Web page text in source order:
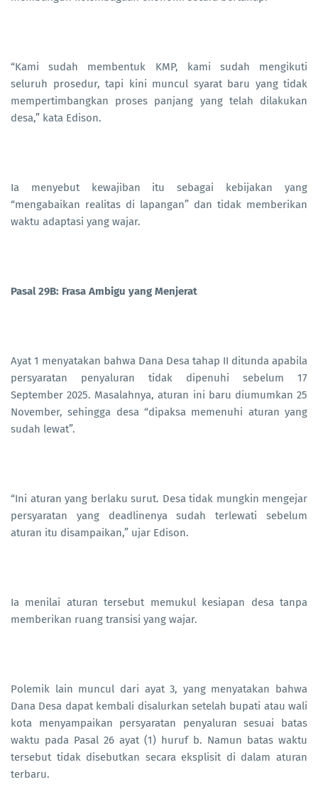
“Kami sudah membentuk KMP, kami sudah mengikuti
seluruh prosedur, tapi kini muncul syarat baru yang tidak
mempertimbangkan proses panjang yang telah dilakukan
desa,” kata Edison.
Ia menyebut kewajiban itu sebagai kebijakan yang
“mengabaikan realitas di lapangan” dan tidak memberikan
waktu adaptasi yang wajar.
Pasal 29B: Frasa Ambigu yang Menjerat
Ayat 1 menyatakan bahwa Dana Desa tahap II ditunda apabila
persyaratan penyaluran tidak dipenuhi sebelum 17
September 2025. Masalahnya, aturan ini baru diumumkan 25
November, sehingga desa “dipaksa memenuhi aturan yang
sudah lewat”.
“Ini aturan yang berlaku surut. Desa tidak mungkin mengejar
persyaratan yang deadlinenya sudah terlewati sebelum
aturan itu disampaikan,” ujar Edison.
Ia menilai aturan tersebut memukul kesiapan desa tanpa
memberikan ruang transisi yang wajar.
Polemik lain muncul dari ayat 3, yang menyatakan bahwa
Dana Desa dapat kembali disalurkan setelah bupati atau wali
kota menyampaikan persyaratan penyaluran sesuai batas
waktu pada Pasal 26 ayat (1) huruf b. Namun batas waktu
tersebut tidak disebutkan secara eksplisit di dalam aturan
terbaru.